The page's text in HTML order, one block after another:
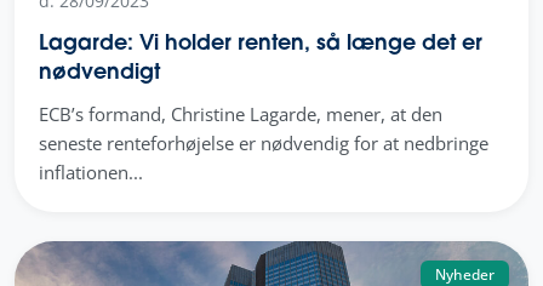
Lagarde: Vi holder renten, så længe det er
nødvendigt
ECB’s formand, Christine Lagarde, mener, at den
seneste renteforhøjelse er nødvendig for at nedbringe
inflationen...
Nyheder